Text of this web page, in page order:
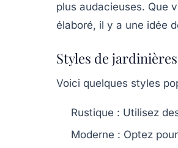
plus audacieuses. Que
élaboré, il y a une idée
Styles de
Voici quelques styles
Rustique : Utilisez
Moderne : Optez